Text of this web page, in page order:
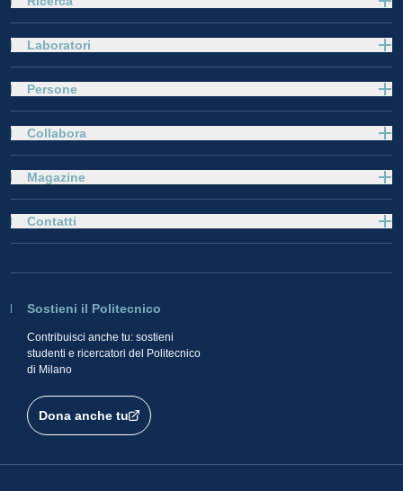
Laboratori
Persone
Collabora
Magazine
Sostieni il Politecnico
Contribuisci anche tu: sostieni
studenti e ricercatori del Politecnico
di Milano
Dona anche tu
Contatti